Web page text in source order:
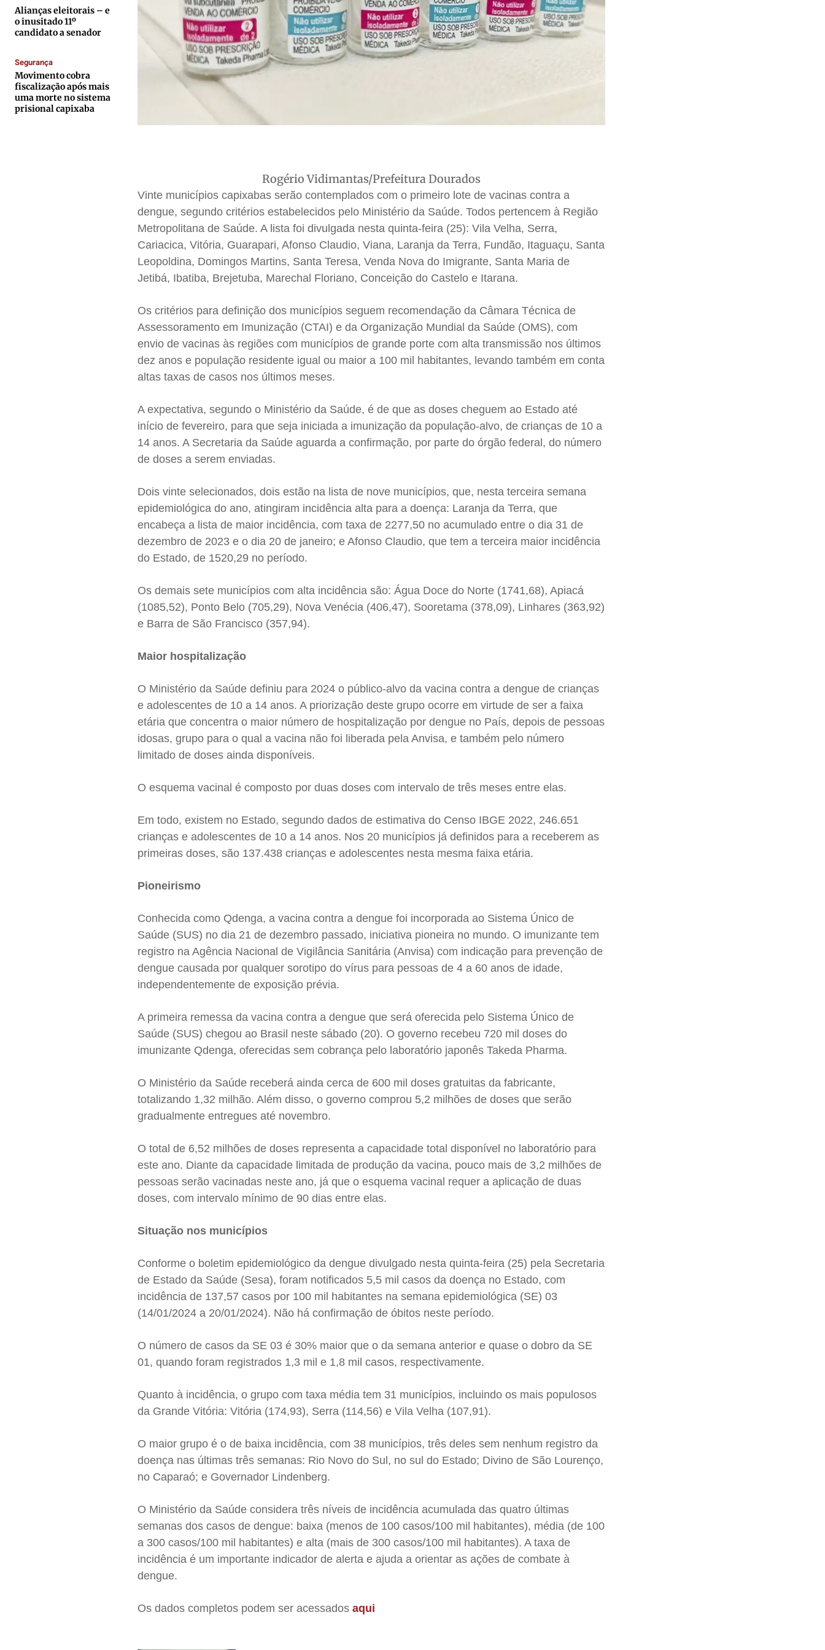
Expediente
Contato
Termos de Uso
Privacidade
Expediente
Contato
Termos de Uso
Privacidade
Expediente
Contato
Termos de Uso
Privacidade
Expediente
Contato
Termos de Uso
Privacidade
Alianças eleitorais – e
o inusitado 11º
candidato a senador
Segurança
Movimento cobra
fiscalização após mais
uma morte no sistema
prisional capixaba
Rogério Vidimantas/Prefeitura Dourados
Vinte municípios capixabas serão contemplados com o primeiro lote de vacinas contra a
dengue, segundo critérios estabelecidos pelo Ministério da Saúde. Todos pertencem à Região
Metropolitana de Saúde. A lista foi divulgada nesta quinta-feira (25): Vila Velha, Serra,
Cariacica, Vitória, Guarapari, Afonso Claudio, Viana, Laranja da Terra, Fundão, Itaguaçu, Santa
Leopoldina, Domingos Martins, Santa Teresa, Venda Nova do Imigrante, Santa Maria de
Jetibá, Ibatiba, Brejetuba, Marechal Floriano, Conceição do Castelo e Itarana.
Os critérios para definição dos municípios seguem recomendação da Câmara Técnica de
Assessoramento em Imunização (CTAI) e da Organização Mundial da Saúde (OMS), com
envio de vacinas às regiões com municípios de grande porte com alta transmissão nos últimos
dez anos e população residente igual ou maior a 100 mil habitantes, levando também em conta
altas taxas de casos nos últimos meses.
A expectativa, segundo o Ministério da Saúde, é de que as doses cheguem ao Estado até
início de fevereiro, para que seja iniciada a imunização da população-alvo, de crianças de 10 a
14 anos. A Secretaria da Saúde aguarda a confirmação, por parte do órgão federal, do número
de doses a serem enviadas.
Dois vinte selecionados, dois estão na lista de nove municípios, que, nesta terceira semana
epidemiológica do ano, atingiram incidência alta para a doença: Laranja da Terra, que
encabeça a lista de maior incidência, com taxa de 2277,50 no acumulado entre o dia 31 de
dezembro de 2023 e o dia 20 de janeiro; e Afonso Claudio, que tem a terceira maior incidência
do Estado, de 1520,29 no período.
Os demais sete municípios com alta incidência são: Água Doce do Norte (1741,68), Apiacá
(1085,52), Ponto Belo (705,29), Nova Venécia (406,47), Sooretama (378,09), Linhares (363,92)
e Barra de São Francisco (357,94).
Maior hospitalização
O Ministério da Saúde definiu para 2024 o público-alvo da vacina contra a dengue de crianças
e adolescentes de 10 a 14 anos. A priorização deste grupo ocorre em virtude de ser a faixa
etária que concentra o maior número de hospitalização por dengue no País, depois de pessoas
idosas, grupo para o qual a vacina não foi liberada pela Anvisa, e também pelo número
limitado de doses ainda disponíveis.
O esquema vacinal é composto por duas doses com intervalo de três meses entre elas.
Em todo, existem no Estado, segundo dados de estimativa do Censo IBGE 2022, 246.651
crianças e adolescentes de 10 a 14 anos. Nos 20 municípios já definidos para a receberem as
primeiras doses, são 137.438 crianças e adolescentes nesta mesma faixa etária.
Pioneirismo
Conhecida como Qdenga, a vacina contra a dengue foi incorporada ao Sistema Único de
Saúde (SUS) no dia 21 de dezembro passado, iniciativa pioneira no mundo. O imunizante tem
registro na Agência Nacional de Vigilância Sanitária (Anvisa) com indicação para prevenção de
dengue causada por qualquer sorotipo do vírus para pessoas de 4 a 60 anos de idade,
independentemente de exposição prévia.
A primeira remessa da vacina contra a dengue que será oferecida pelo Sistema Único de
Saúde (SUS) chegou ao Brasil neste sábado (20). O governo recebeu 720 mil doses do
imunizante Qdenga, oferecidas sem cobrança pelo laboratório japonês Takeda Pharma.
O Ministério da Saúde receberá ainda cerca de 600 mil doses gratuitas da fabricante,
totalizando 1,32 milhão. Além disso, o governo comprou 5,2 milhões de doses que serão
gradualmente entregues até novembro.
O total de 6,52 milhões de doses representa a capacidade total disponível no laboratório para
este ano. Diante da capacidade limitada de produção da vacina, pouco mais de 3,2 milhões de
pessoas serão vacinadas neste ano, já que o esquema vacinal requer a aplicação de duas
doses, com intervalo mínimo de 90 dias entre elas.
Situação nos municípios
Conforme o boletim epidemiológico da dengue divulgado nesta quinta-feira (25) pela Secretaria
de Estado da Saúde (Sesa), foram notificados 5,5 mil casos da doença no Estado, com
incidência de 137,57 casos por 100 mil habitantes na semana epidemiológica (SE) 03
(14/01/2024 a 20/01/2024). Não há confirmação de óbitos neste período.
O número de casos da SE 03 é 30% maior que o da semana anterior e quase o dobro da SE
01, quando foram registrados 1,3 mil e 1,8 mil casos, respectivamente.
Quanto à incidência, o grupo com taxa média tem 31 municípios, incluindo os mais populosos
da Grande Vitória: Vitória (174,93), Serra (114,56) e Vila Velha (107,91).
O maior grupo é o de baixa incidência, com 38 municípios, três deles sem nenhum registro da
doença nas últimas três semanas: Rio Novo do Sul, no sul do Estado; Divino de São Lourenço,
no Caparaó; e Governador Lindenberg.
O Ministério da Saúde considera três níveis de incidência acumulada das quatro últimas
semanas dos casos de dengue: baixa (menos de 100 casos/100 mil habitantes), média (de 100
a 300 casos/100 mil habitantes) e alta (mais de 300 casos/100 mil habitantes). A taxa de
incidência é um importante indicador de alerta e ajuda a orientar as ações de combate à
dengue.
Os dados completos podem ser acessadosaqui